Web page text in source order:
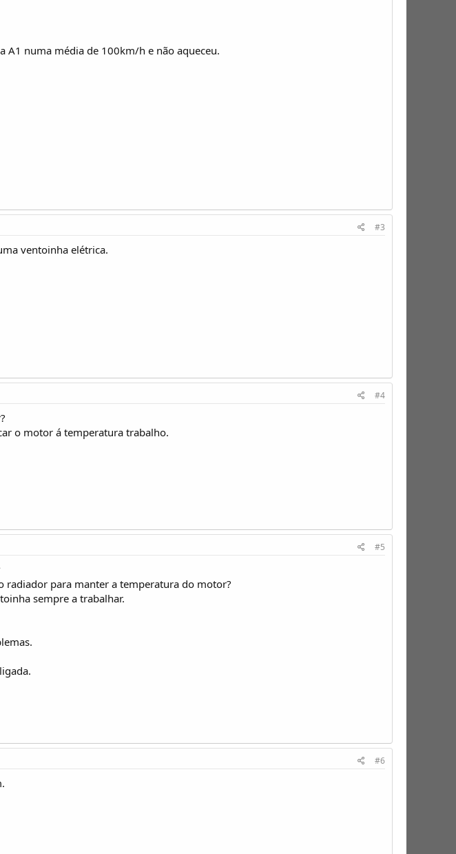
A1 numa média de 100km/h e não aqueceu.
#3
ventoinha elétrica.
#4
o motor á temperatura trabalho.
#5
radiador para manter a temperatura do motor?
sempre a trabalhar.
#6